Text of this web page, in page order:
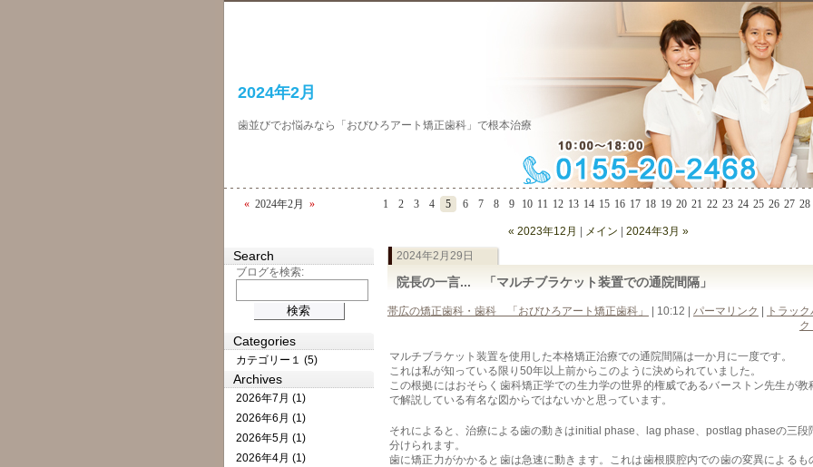
2024年2月
歯並びでお悩みなら「おびひろアート矯正歯科」で根本治療
« 2024年2月 » 1 2 3 4 5 6 7 8 9 10 11 12 13 14 15 16 17 18 19 20 21 22 23 24 25 26 27 28
2024年2月29日
院長の一言... 「マルチブラケット装置での通院間隔」
帯広の矯正歯科・歯科 「おびひろアート矯正歯科」 | 10:12 パーマリンク
トラッ
ク
マルチブラケット装置を使用した本格矯正治療での通院間隔は一か月に一度です。
これは私が知っている限り50年以上前からこのように決められていました。
この根拠にはおそらく歯科矯正学での生力学の世界的権威であるバーストン先生が教
で解説している有名な図からではないかと思っています。
それによると、治療による歯の動きはinitial phase、lag phase、postlag phaseの三段
分けられます。
歯に矯正力がかかると歯は急速に動きます。これは歯根膜腔内での歯の変異によるも
« 2023年12月 メイン 2024年3月 »
Search
ブログを検索:
Categories
カテゴリー１ (5)
Archives
2026年7月 (1)
2026年6月 (1)
2026年5月 (1)
2026年4月 (1)